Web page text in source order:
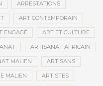
ARRESTATIONS
ART CONTEMPORAIN
ENGAGÉ ART ET CULTURE
ARTISANAT AFRICAIN
MALIEN ARTISANS
MALIEN ARTISTES